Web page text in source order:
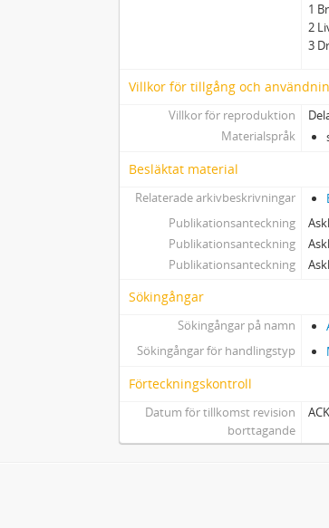
1
2
3
Villkor för tillgång och
Villkor för reproduktion
Materialspråk
Besläktat material
Relaterade arkivbeskrivningar
Publikationsanteckning
Publikationsanteckning
Publikationsanteckning
Sökingångar
Sökingångar på namn
Sökingångar för handlingstyp
Förteckningskontroll
Datum för tillkomst revision
borttagande